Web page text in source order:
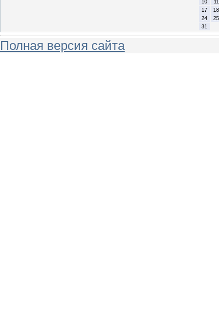
10
11
17
18
24
25
31
Полная версия сайта